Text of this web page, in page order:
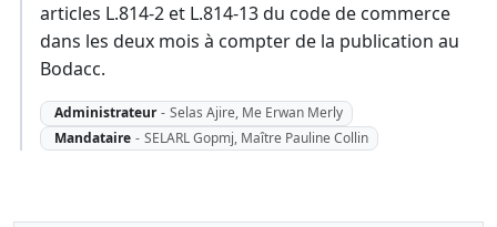
articles L.814-2 et L.814-13 du code de commerce
dans les deux mois à compter de la publication au
Bodacc.
Administrateur - Selas Ajire, Me Erwan Merly
Mandataire - SELARL Gopmj, Maître Pauline Collin